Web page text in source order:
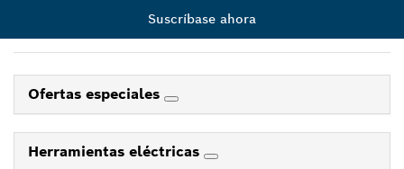
Suscríbase ahora
Ofertas especiales
Herramientas eléctricas